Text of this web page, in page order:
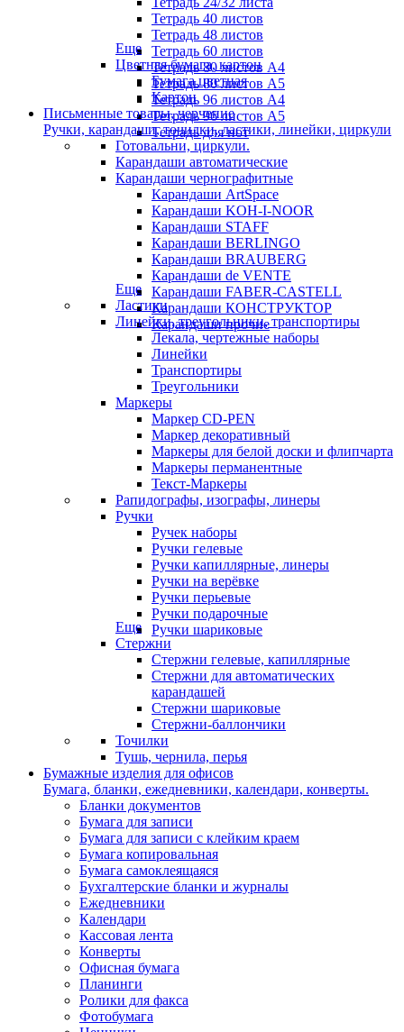
Тетрадь 40 листов
Тетрадь 48 листов
Тетрадь 60 листов
Тетрадь 80 листов А4
Тетрадь 80 листов А5
Тетрадь 96 листов А4
Тетрадь 96 листов А5
Тетрадь для нот
Еще
Цветная бумага, картон
Бумага цветная
Картон
Письменные товары, черчение
Ручки, карандаши, точилки, ластики, линейки, циркули
Готовальни, циркули.
Карандаши автоматические
Карандаши чернографитные
Карандаши ArtSpace
Карандаши KOH-I-NOOR
Карандаши STAFF
Карандаши BERLINGO
Карандаши BRAUBERG
Карандаши de VENTE
Карандаши FABER-CASTELL
Карандаши КОНСТРУКТОР
Карандаши прочие
Еще
Ластики
Линейки, треугольники, транспортиры
Лекала, чертежные наборы
Линейки
Транспортиры
Треугольники
Маркеры
Маркер CD-PEN
Маркер декоративный
Маркеры для белой доски и флипчарта
Маркеры перманентные
Текст-Маркеры
Рапидографы, изографы, линеры
Ручки
Ручек наборы
Ручки гелевые
Ручки капиллярные, линеры
Ручки на верёвке
Ручки перьевые
Ручки подарочные
Ручки шариковые
Еще
Стержни
Стержни гелевые, капиллярные
Стержни для автоматических
карандашей
Стержни шариковые
Стержни-баллончики
Точилки
Тушь, чернила, перья
Бумажные изделия для офисов
Бумага, бланки, ежедневники, календари, конверты.
Бланки документов
Бумага для записи
Бумага для записи с клейким краем
Бумага копировальная
Бумага самоклеящаяся
Бухгалтерские бланки и журналы
Ежедневники
Календари
Кассовая лента
Конверты
Офисная бумага
Планинги
Ролики для факса
Фотобумага